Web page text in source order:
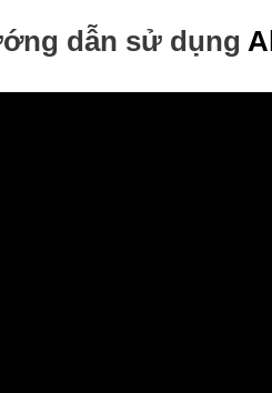
dẫn sử dụng